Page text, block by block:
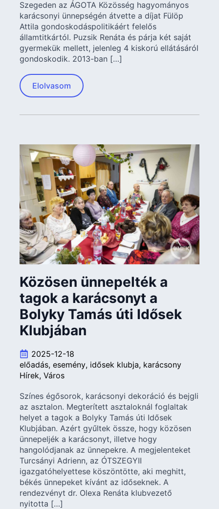
Szegeden az ÁGOTA Közösség hagyományos
karácsonyi ünnepségén átvette a díjat Fülöp
Attila gondoskodáspolitikáért felelős
államtitkártól. Puzsik Renáta és párja két saját
gyermekük mellett, jelenleg 4 kiskorú ellátásáról
gondoskodik. 2013-ban […]
Elolvasom
Közösen ünnepelték a
tagok a karácsonyt a
Bolyky Tamás úti Idősek
Klubjában
2025-12-18
előadás esemény idősek klubja karácsony
Hírek Város
Színes égősorok, karácsonyi dekoráció és bejgli
az asztalon. Megterített asztaloknál foglaltak
helyet a tagok a Bolyky Tamás úti Idősek
Klubjában. Azért gyűltek össze, hogy közösen
ünnepeljék a karácsonyt, illetve hogy
hangolódjanak az ünnepekre. A megjelenteket
Turcsányi Adrienn, az ÓTSZEGYII
igazgatóhelyettese köszöntötte, aki meghitt,
békés ünnepeket kívánt az időseknek. A
rendezvényt dr. Olexa Renáta klubvezető
nyitotta […]